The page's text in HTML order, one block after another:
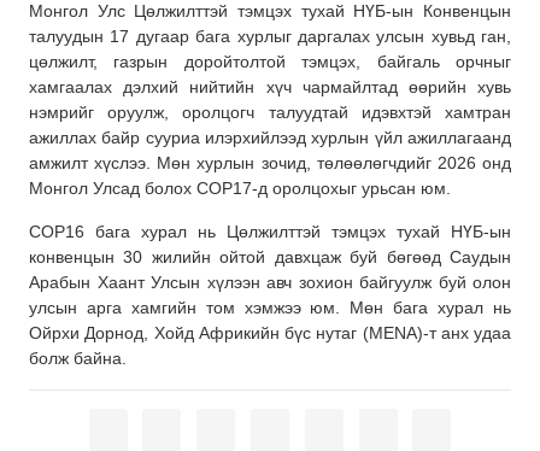
Монгол Улс Цөлжилттэй тэмцэх тухай НҮБ-ын Конвенцын
талуудын 17 дугаар бага хурлыг даргалах улсын хувьд ган,
цөлжилт, газрын доройтолтой тэмцэх, байгаль орчныг
хамгаалах дэлхий нийтийн хүч чармайлтад өөрийн хувь
нэмрийг оруулж, оролцогч талуудтай идэвхтэй хамтран
ажиллах байр сууриа илэрхийлээд хурлын үйл ажиллагаанд
амжилт хүслээ. Мөн хурлын зочид, төлөөлөгчдийг 2026 онд
Монгол Улсад болох СОР17-д оролцохыг урьсан юм.
СОР16 бага хурал нь Цөлжилттэй тэмцэх тухай НҮБ-ын
конвенцын 30 жилийн ойтой давхцаж буй бөгөөд Саудын
Арабын Хаант Улсын хүлээн авч зохион байгуулж буй олон
улсын арга хамгийн том хэмжээ юм. Мөн бага хурал нь
Ойрхи Дорнод, Хойд Африкийн бүс нутаг (MENA)-т анх удаа
болж байна.